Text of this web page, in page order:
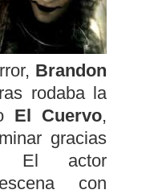
Brandon
rodaba la
El Cuervo,
gracias
El actor
con